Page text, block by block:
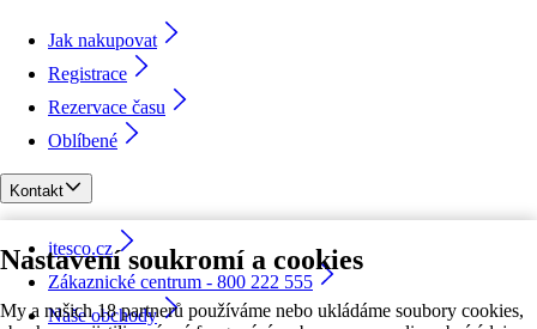
Nastavení soukromí a cookies
My a našich 18 partnerů používáme nebo ukládáme soubory cookies,
Jak nakupovat
Registrace
Rezervace času
Oblíbené
Kontakt
itesco.cz
Zákaznické centrum - 800 222 555
Naše obchody